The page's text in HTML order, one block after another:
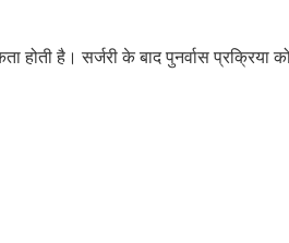
है। सर्जरी के बाद पुनर्वास प्रक्रिया